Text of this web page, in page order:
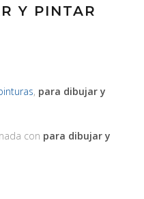
Y PINTAR
, para dibujar y
con para dibujar y